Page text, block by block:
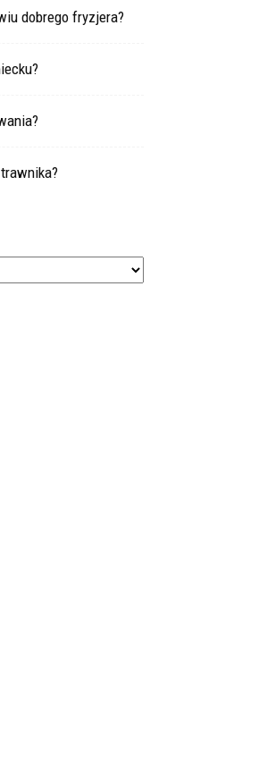
dobrego fryzjera?